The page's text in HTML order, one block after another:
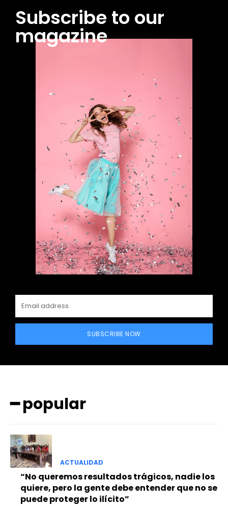
Subscribe to our
magazine
SUBSCRIBE NOW
━ popular
ACTUALIDAD
“No queremos resultados trágicos, nadie los
quiere, pero la gente debe entender que no se
puede proteger lo ilícito”